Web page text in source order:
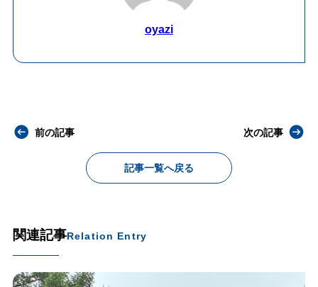
oyazi
前の記事
記事一覧へ戻る
次の記事
関連記事Relation Entry